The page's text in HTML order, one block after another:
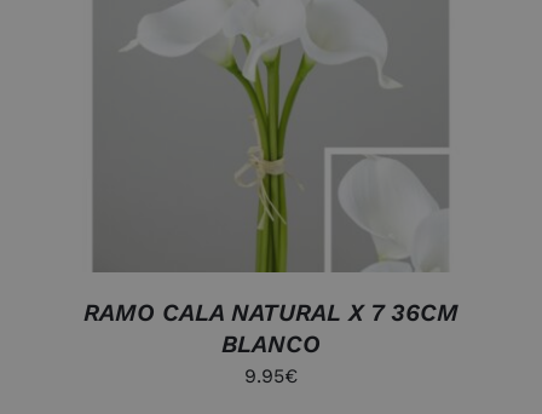
DETALLES
RAMO CALA NATURAL X 7 36CM
BLANCO
9.95€